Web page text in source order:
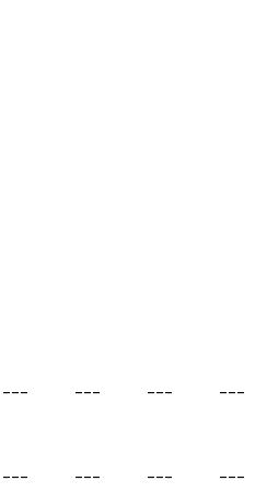
--- --- --- ---
--- --- --- ---